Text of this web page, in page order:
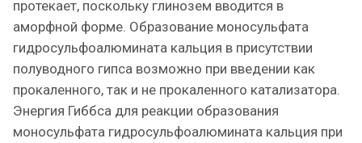
протекает, поскольку глинозем вводится в
аморфной форме. Образование моносульфата
гидросульфоалюмината кальция в присутствии
полуводного гипса возможно при введении как
прокаленного, так и не прокаленного катализатора.
Энергия Гиббса для реакции образования
моносульфата гидросульфоалюмината кальция при